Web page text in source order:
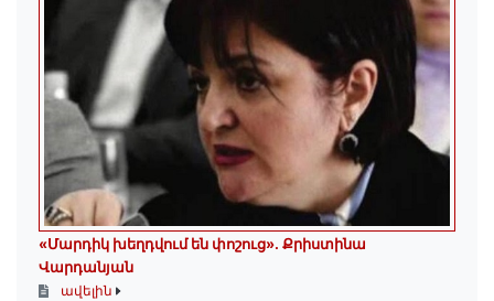
«Մարդիկ խեղդվում են փոշուց»․ Քրիստինա
Վարդանյան
ավելին